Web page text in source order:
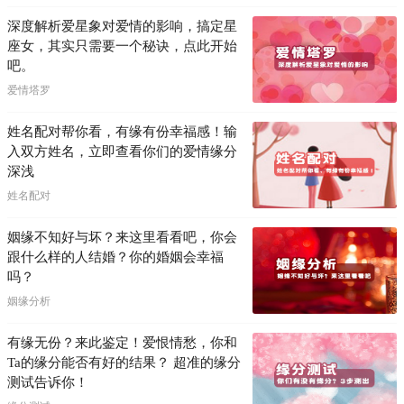
深度解析爱星象对爱情的影响，搞定星
座女，其实只需要一个秘诀，点此开始
吧。
爱情塔罗
姓名配对帮你看，有缘有份幸福感！输
入双方姓名，立即查看你们的爱情缘分
深浅
姓名配对
姻缘不知好与坏？来这里看看吧，你会
跟什么样的人结婚？你的婚姻会幸福
吗？
姻缘分析
有缘无份？来此鉴定！爱恨情愁，你和
Ta的缘分能否有好的结果？ 超准的缘分
测试告诉你！